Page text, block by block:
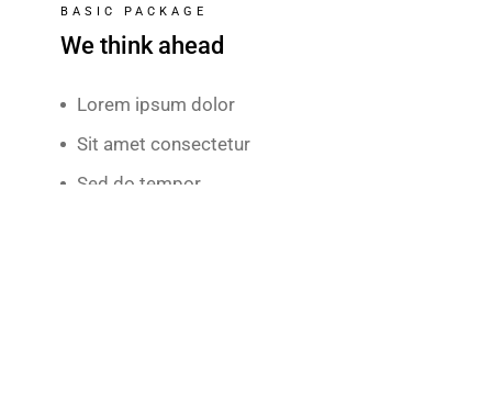
BASIC PACKAGE
We think ahead
Lorem ipsum dolor
Sit amet consectetur
Sed do tempor